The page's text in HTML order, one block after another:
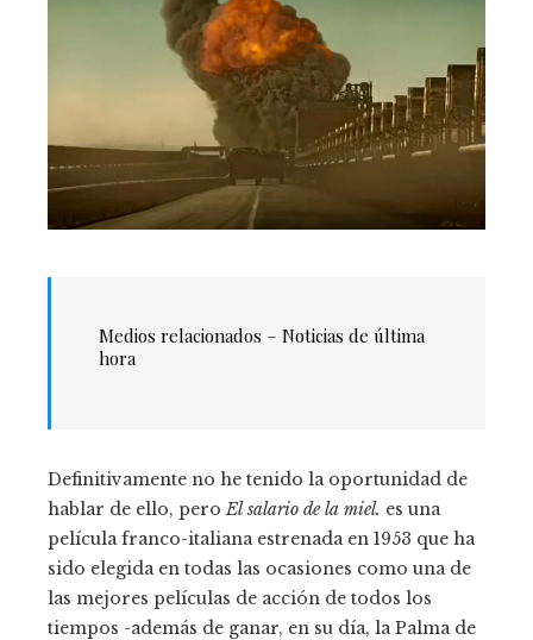
Medios relacionados – Noticias de última
hora
Definitivamente no he tenido la oportunidad de
hablar de ello, peroEl salario de la miel. es una
película franco-italiana estrenada en 1953 que ha
sido elegida en todas las ocasiones como una de
las mejores películas de acción de todos los
tiempos -además de ganar, en su día, la Palma de